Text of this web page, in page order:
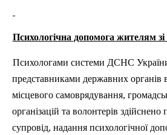
Психологічна допомога жителям
Психологами системи ДСНС
представниками державних органів
місцевого самоврядування,
організацій та волонтерів здійснено
супровід, надання психологічної